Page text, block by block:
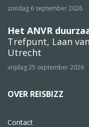
zondag 6 september 2026
Het ANVR
Trefpunt, Laan
Utrecht
vrijdag 25 september 2026
OVER REISBIZZ
Contact